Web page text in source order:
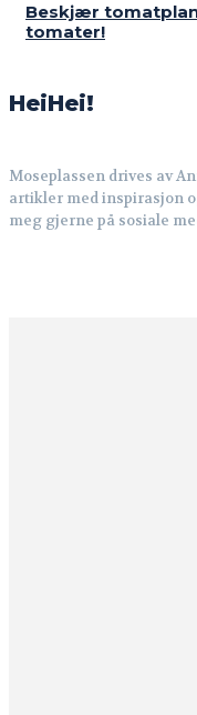
Beskjær
tomater!
HeiHei!
Moseplassen drives av
artikler med inspirasjon
meg gjerne på sosiale